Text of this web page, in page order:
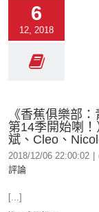
6
12, 2018
《香蕉俱樂部
第14季開始喇
斌、Cleo、
2018/12/06 22:00:02
評論
[...]